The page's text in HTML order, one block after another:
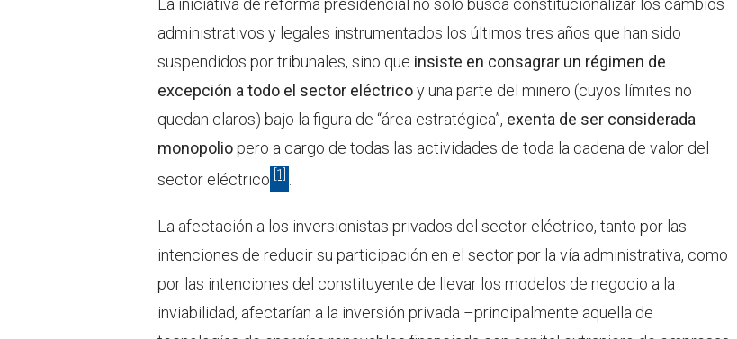
administrativos y legales instrumentados los últimos tres años que han sido
suspendidos por tribunales, sino que insiste en consagrar un régimen de
excepción a todo el sector eléctricoy una parte del minero (cuyos límites no
quedan claros) bajo la figura de “área estratégica”, exenta de ser considerada
monopoliopero a cargo de todas las actividades de toda la cadena de valor del
sector eléctrico [1]
La afectación a los inversionistas privados del sector eléctrico, tanto por las
intenciones de reducir su participación en el sector por la vía administrativa, como
por las intenciones del constituyente de llevar los modelos de negocio a la
inviabilidad, afectarían a la inversión privada –principalmente aquella de